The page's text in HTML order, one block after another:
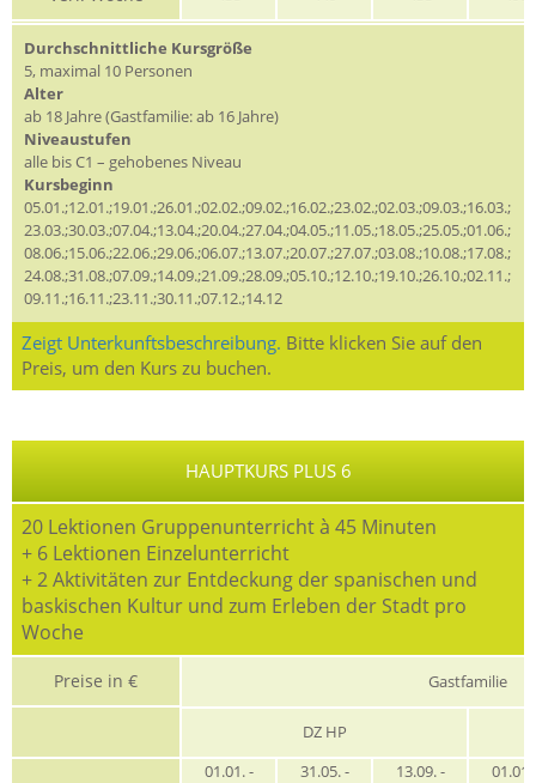
Durchschnittliche Kursgröße
5, maximal 10 Personen
Alter
ab 18 Jahre (Gastfamilie: ab 16 Jahre)
Niveaustufen
alle bis C1 – gehobenes Niveau
Kursbeginn
05.01.;12.01.;19.01.;26.01.;02.02.;09.02.;16.02.;23.02.;02.03.;09.03.;16.03.;
23.03.;30.03.;07.04.;13.04.;20.04.;27.04.;04.05.;11.05.;18.05.;25.05.;01.06.;
08.06.;15.06.;22.06.;29.06.;06.07.;13.07.;20.07.;27.07.;03.08.;10.08.;17.08.;
24.08.;31.08.;07.09.;14.09.;21.09.;28.09.;05.10.;12.10.;19.10.;26.10.;02.11.;
09.11.;16.11.;23.11.;30.11.;07.12.;14.12
Zeigt Unterkunftsbeschreibung. Bitte klicken Sie auf den
Preis, um den Kurs zu buchen.
HAUPTKURS PLUS 6
20 Lektionen Gruppenunterricht à 45 Minuten
+ 6 Lektionen Einzelunterricht
+ 2 Aktivitäten zur Entdeckung der spanischen und
baskischen Kultur und zum Erleben der Stadt pro
Woche
Preise in € Gastfamilie
DZ HP
01.01. -
31.05. -
13.09. -
01.01.